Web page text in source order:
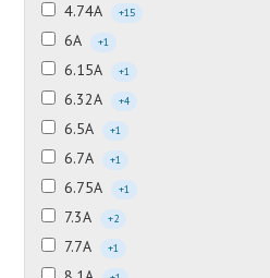
4.74А +15
6А +1
6.15А +1
6.32А +4
6.5А +1
6.7А +1
6.75А +1
7.3А +2
7.7А +1